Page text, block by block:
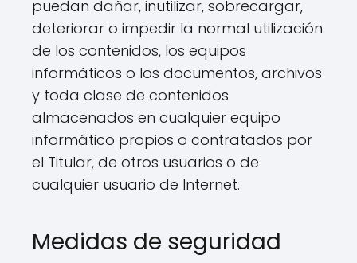
puedan dañar, inutilizar, sobrecargar,
deteriorar o impedir la normal utilización
de los contenidos, los equipos
informáticos o los documentos, archivos
y toda clase de contenidos
almacenados en cualquier equipo
informático propios o contratados por
el Titular, de otros usuarios o de
cualquier usuario de Internet.
Medidas de seguridad